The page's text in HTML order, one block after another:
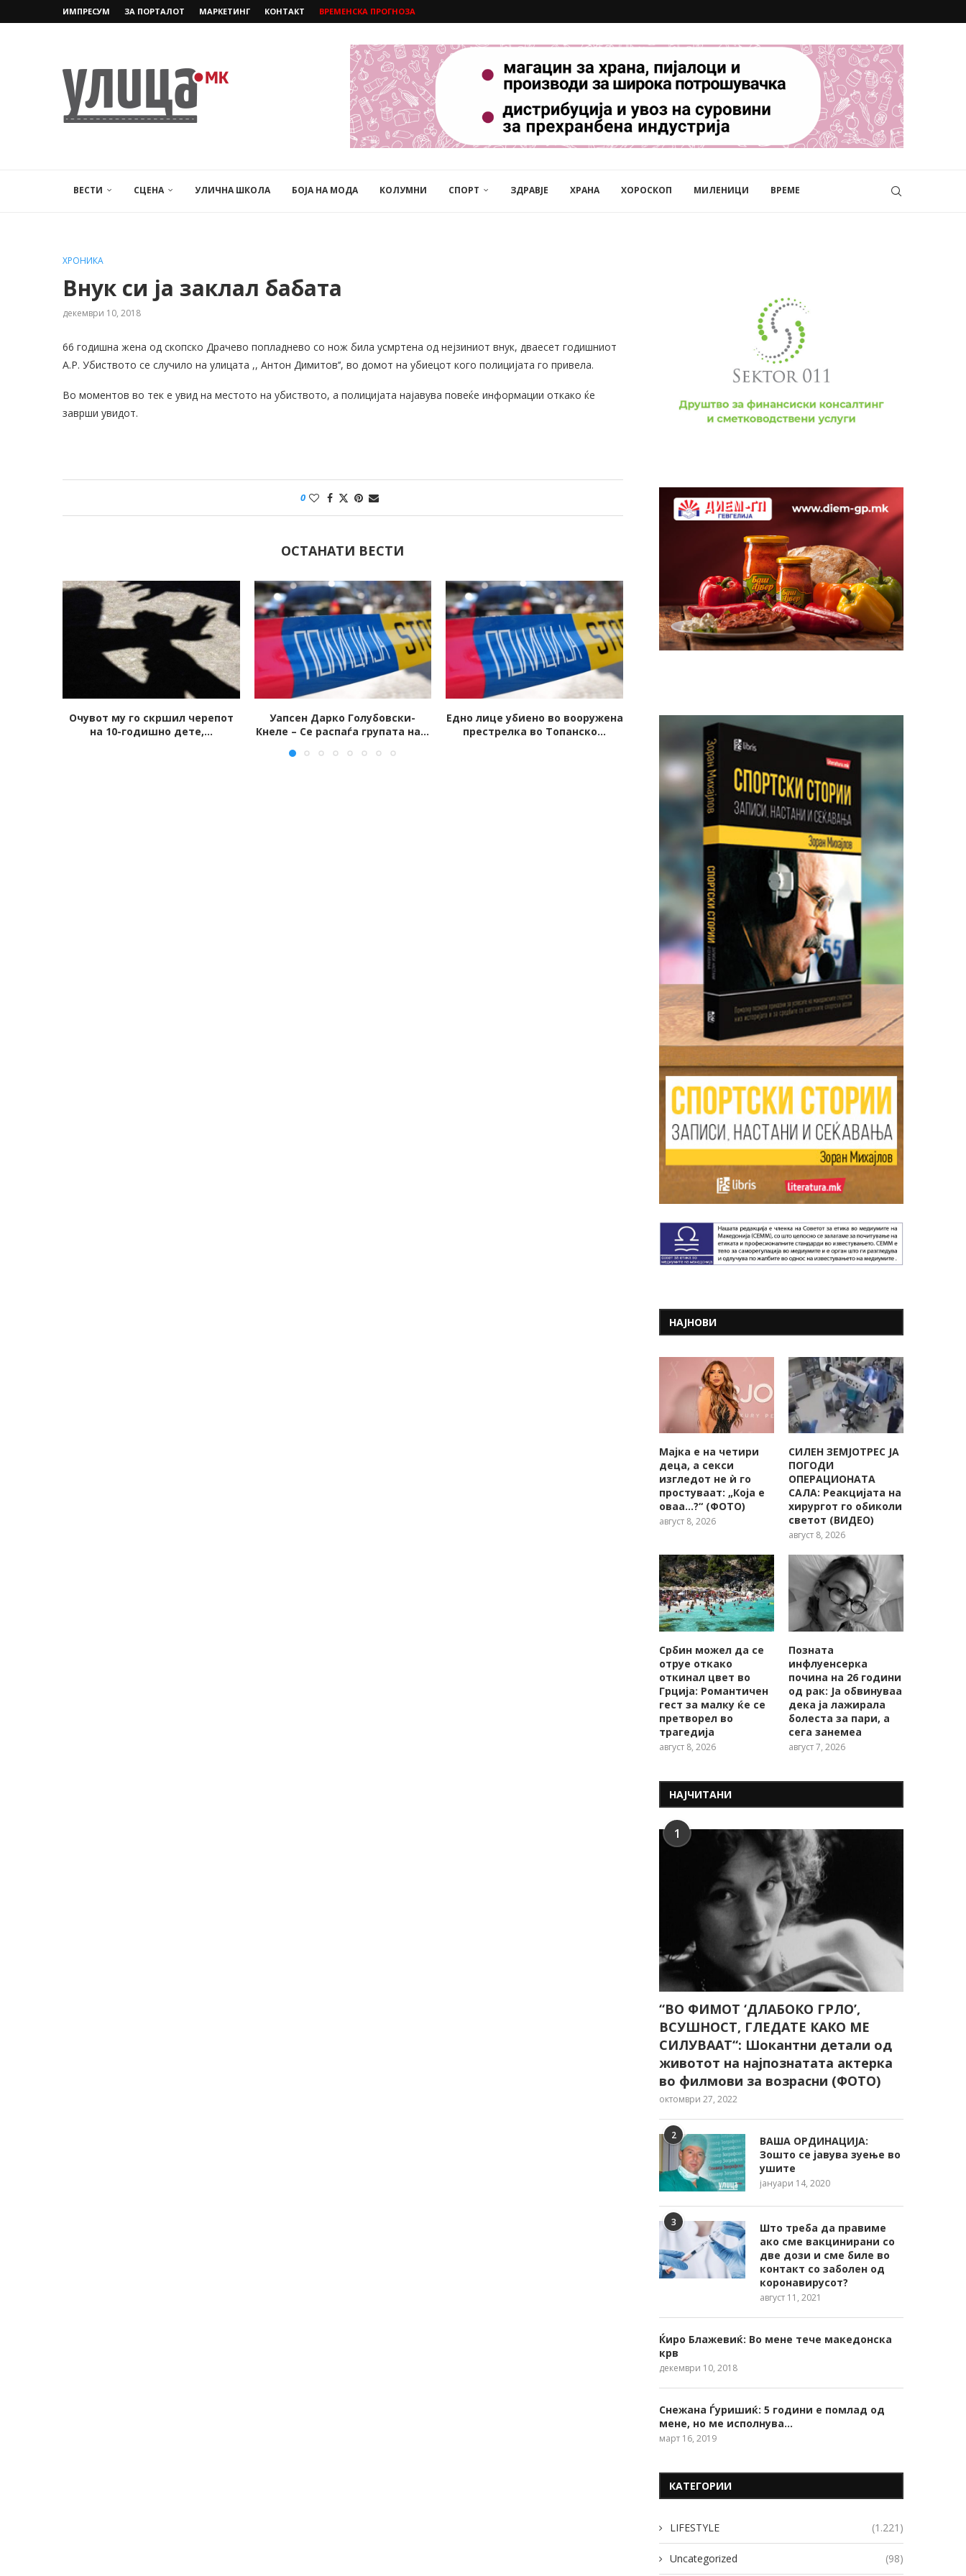
ИМПРЕСУМ ЗА ПОРТАЛОТ МАРКЕТИНГ КОНТАКТ ВРЕМЕНСКА ПРОГНОЗА
ВЕСТИ СЦЕНА УЛИЧНА ШКОЛА БОЈА НА МОДА КОЛУМНИ СПОРТ ЗДРАВЈЕ ХРАНА ХОРОСКОП МИЛЕНИЦИ ВРЕМЕ
ХРОНИКА
Внук си ја заклал бабата
декември 10, 2018
66 годишна жена од скопско Драчево попладнево со нож била усмртена од нејзиниот внук, дваесет годишниот
А.Р. Убиството се случило на улицата ,, Антон Димитов‘‘, во домот на убиецот кого полицијата го привела.
Во моментов во тек е увид на местото на убиството, а полицијата најавува повеќе информации откако ќе
заврши увидот.
0
ОСТАНАТИ ВЕСТИ
Уапсен Дарко Голубовски-
Кнеле – Се распаѓа групата на...
Едно лице убиено во вооружена
престрелка во Топанско...
Запален автомобил на јавен
обвинител од Скопје
Загина 22-годишна девојка на
„Партизанска“ – возачот во...
Вооружен грабеж во
разбојниците...
НАЈНОВИ
Мајка е на четири
деца, а секси
изгледот не ѝ го
простуваат: „Која е
оваа…?“ (ФОТО)
август 8, 2026
СИЛЕН ЗЕМЈОТРЕС ЈА
ПОГОДИ
ОПЕРАЦИОНАТА
САЛА: Реакцијата на
хирургот го обиколи
светот (ВИДЕО)
август 8, 2026
Србин можел да се
отруе откако
откинал цвет во
Грција: Романтичен
гест за малку ќе се
претворел во
трагедија
август 8, 2026
Позната
инфлуенсерка
почина на 26 години
од рак: Ја обвинуваа
дека ја лажирала
болеста за пари, а
сега занемеа
август 7, 2026
НАЈЧИТАНИ
1
“ВО ФИМОТ ‘ДЛАБОКО ГРЛО’,
ВСУШНОСТ, ГЛЕДАТЕ КАКО МЕ
СИЛУВААТ“: Шокантни детали од
животот на најпознатата актерка
во филмови за возрасни (ФОТО)
октомври 27, 2022
2
ВАША ОРДИНАЦИЈА:
Зошто се јавува зуење во
ушите
јануари 14, 2020
3
Што треба да правиме
ако сме вакцинирани со
две дози и сме биле во
контакт со заболен од
коронавирусот?
август 11, 2021
Ќиро Блажевиќ: Во мене тече македонска
крв
декември 10, 2018
Снежана Ѓуришиќ: 5 години е помлад од
мене, но ме исполнува…
март 16, 2019
КАТЕГОРИИ
LIFESTYLE (1.221)
Uncategorized (98)